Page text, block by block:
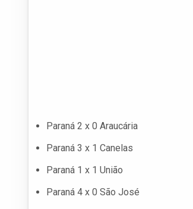
Paraná 2 x 0 Araucária
Paraná 3 x 1 Canelas
Paraná 1 x 1 União
Paraná 4 x 0 São José